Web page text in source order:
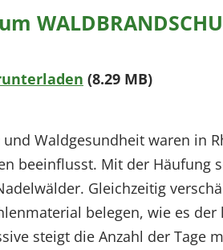
(8.29 MB)
Waldgesundheit waren in
beeinflusst. Mit der Häufung
Gleichzeitig
belegen, wie es
steigt die Anzahl der Tage